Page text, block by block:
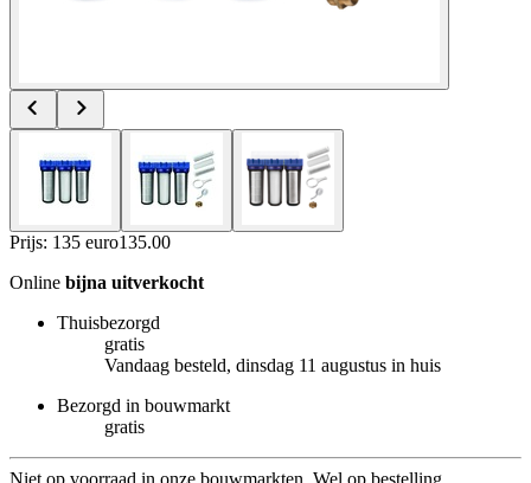
Prijs: 135 euro135.00
Online bijna uitverkocht
Thuisbezorgd
gratis
Vandaag besteld, dinsdag 11 augustus in huis
Bezorgd in bouwmarkt
gratis
Niet op voorraad in onze bouwmarkten. Wel op bestelling